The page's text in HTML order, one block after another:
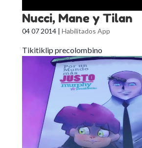
Nucci, Mane y Tilan
04 07 2014| Habilitados App
Tikitiklip precolombino